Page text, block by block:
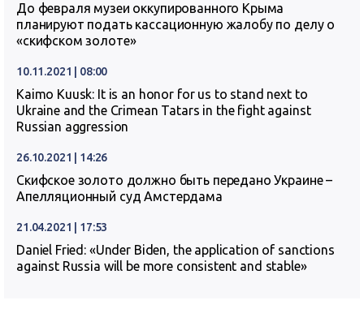
До февраля музеи оккупированного Крыма
планируют подать кассационную жалобу по делу о
«скифском золоте»
10.11.2021 | 08:00
Kaimo Kuusk: It is an honor for us to stand next to
Ukraine and the Crimean Tatars in the fight against
Russian aggression
26.10.2021 | 14:26
Скифское золото должно быть передано Украине –
Апелляционный суд Амстердама
21.04.2021 | 17:53
Daniel Fried: «Under Biden, the application of sanctions
against Russia will be more consistent and stable»